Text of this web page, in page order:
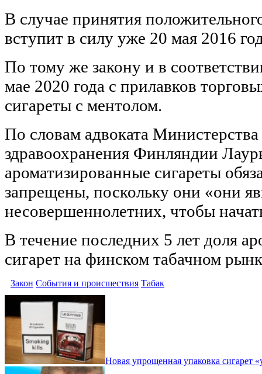
В случае принятия
вступит в силу уже 20 мая 2016
По тому же закону и в
мае 2020 года с прилавков
сигареты с ментолом.
По словам адвоката
здравоохранения Финляндии
ароматизированные сигареты
запрещены, поскольку они «они
несовершеннолетних, чтобы
В течение последних 5 лет доля
сигарет на финском табачном
Закон События и происшествия Табак
Новая упрощенная упаковка сигарет